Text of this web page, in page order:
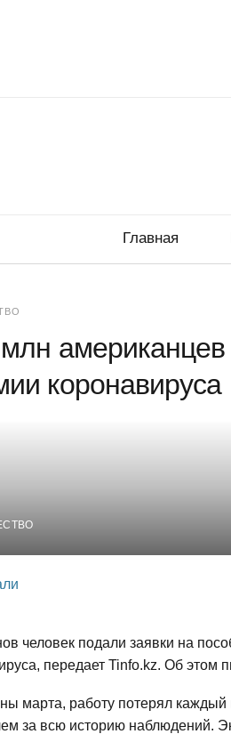
Главная
американцев
коронавируса
человек подали заявки на
передает Tinfo.kz. Об этом
марта, работу потерял каждый
за всю историю наблюдений.